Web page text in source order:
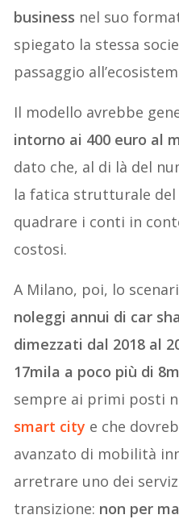
business nel suo
spiegato la stessa
passaggio
Il modello avrebbe
intorno ai 400 euro al
dato che, al di là del
la fatica strutturale
quadrare i conti in
costosi.
A Milano, poi, lo
noleggi annui di car
dimezzati dal 2018 al
17mila a poco più di
sempre ai primi posti
smart city e che
avanzato di mobilità
arretrare uno dei
transizione: non per